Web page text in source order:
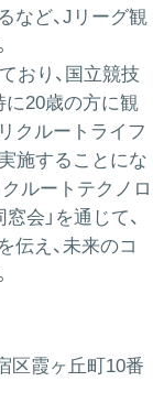
など、Jリーグ観
おり、国立競技
に20歳の方に観
クルートライフ
施することにな
ルートテクノロ
会」を通じて、
伝え、未来のコ
区霞ヶ丘町10番